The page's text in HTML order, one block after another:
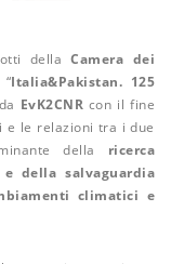
dellaCamera dei
Italia&Pakistan. 125
EvK2CNR con il fine
e le relazioni tra i due
della ricerca
della salvaguardia
climatici e